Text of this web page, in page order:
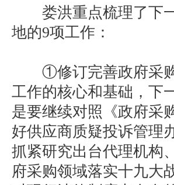
娄洪重点梳理了下一
地的9项工作：
①修订完善政府采购
工作的核心和基础，下
是要继续对照《政府采
好供应商质疑投诉管理
抓紧研究出台代理机构
府采购领域落实十九大